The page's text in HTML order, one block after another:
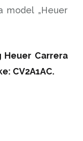
model „Heuer
Heuer Carrera
CV2A1AC.